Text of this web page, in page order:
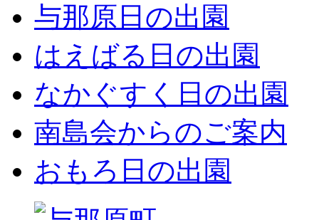
与那原日の出園
はえばる日の出園
なかぐすく日の出園
南島会からのご案内
おもろ日の出園